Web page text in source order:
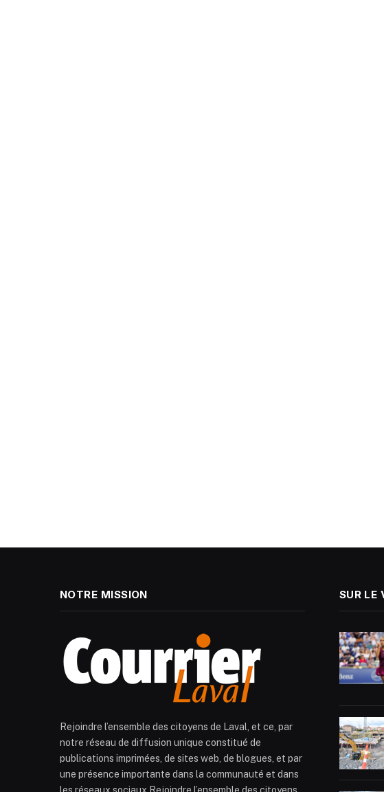
NOTRE MISSION
Rejoindre l’ensemble des citoyens de Laval, et ce, par
notre réseau de diffusion unique constitué de
publications imprimées, de sites web, de blogues, et par
une présence importante dans la communauté et dans
les réseaux sociaux.Rejoindre l’ensemble des citoyens
SUR LE